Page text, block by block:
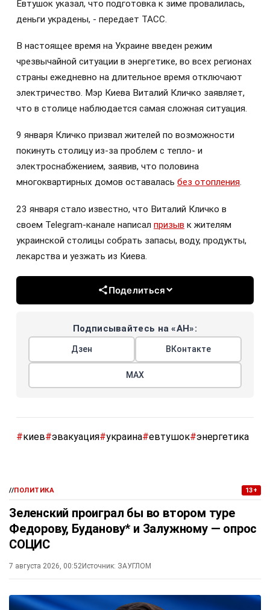
Евтушок указал, что подготовка к зиме провалилась,
деньги украдены, - передает ТАСС.
В настоящее время на Украине введен режим
чрезвычайной ситуации в энергетике, во всех регионах
страны ежедневно на длительное время отключают
электричество. Мэр Киева Виталий Кличко заявляет,
что в столице наблюдается самая сложная ситуация.
9 января Кличко призвал жителей по возможности
покинуть столицу из-за проблем с тепло- и
электроснабжением, заявив, что половина
многоквартирных домов оставалась без отопления.
23 января стало известно, что Виталий Кличко в
своем Telegram-канале написал призыв к жителям
украинской столицы собрать запасы, воду, продукты,
лекарства и уезжать из Киева.
Поделиться
Подписывайтесь на «АН»:
Дзен ВКонтакте
МАХ
#киев#эвакуация#украина#евтушок#энергетика
//ПОЛИТИКА 13+
Зеленский проиграл бы во втором туре
Федорову, Буданову* и Залужному — опрос
СОЦИС
7 августа 2026, 00:52Источник: ЗАУГЛОМ